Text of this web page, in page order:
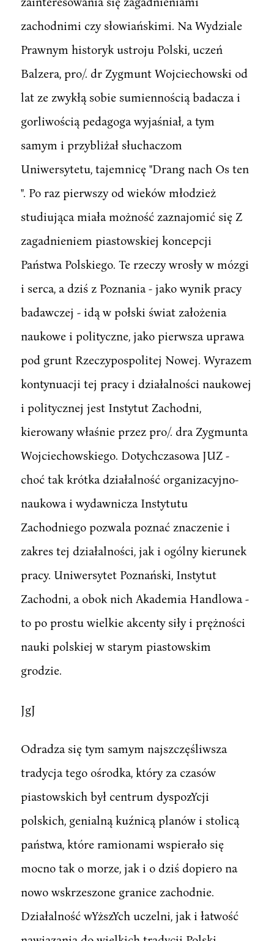
zachodnimi czy słowiańskimi. Na Wydziale
Prawnym historyk ustroju Polski, uczeń
Balzera, pro/. dr Zygmunt Wojciechowski od
lat ze zwykłą sobie sumiennością badacza i
gorliwością pedagoga wyjaśniał, a tym
samym i przybliżał słuchaczom
Uniwersytetu, tajemnicę "Drang nach Os ten
". Po raz pierwszy od wieków młodzież
studiująca miała możność zaznajomić się Z
zagadnieniem piastowskiej koncepcji
Państwa Polskiego. Te rzeczy wrosły w mózgi
i serca, a dziś z Poznania - jako wynik pracy
badawczej - idą w połski świat założenia
naukowe i polityczne, jako pierwsza uprawa
pod grunt Rzeczypospolitej Nowej. Wyrazem
kontynuacji tej pracy i działalności naukowej
i politycznej jest Instytut Zachodni,
kierowany właśnie przez pro/. dra Zygmunta
Wojciechowskiego. Dotychczasowa JUZ -
choć tak krótka działalność organizacyjno-
naukowa i wydawnicza Instytutu
Zachodniego pozwala poznać znaczenie i
zakres tej działalności, jak i ogólny kierunek
pracy. Uniwersytet Poznański, Instytut
Zachodni, a obok nich Akademia Handlowa -
to po prostu wielkie akcenty siły i prężności
nauki polskiej w starym piastowskim
grodzie.
JgJ
Odradza się tym samym najszczęśliwsza
tradycja tego ośrodka, który za czasów
piastowskich był centrum dyspozYcji
polskich, genialną kuźnicą planów i stolicą
państwa, które ramionami wspierało się
mocno tak o morze, jak i o dziś dopiero na
nowo wskrzeszone granice zachodnie.
Działalność wYższYch uczelni, jak i łatwość